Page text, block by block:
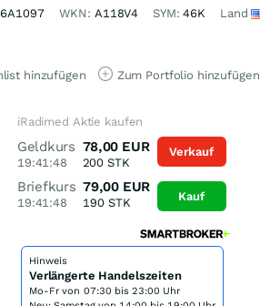
WKN: A118V4 SYM:46K Land
hinzufügen Zum Portfolio hinzufügen
iRadimed Aktie kaufen
Geldkurs
19:41:48
78,00 EUR
200 STK
Briefkurs
19:41:48
79,00 EUR
190STK
Verkauf
Kauf
Hinweis
Verlängerte Handelszeiten
Mo-Fr von 07:30 bis 23:00 Uhr